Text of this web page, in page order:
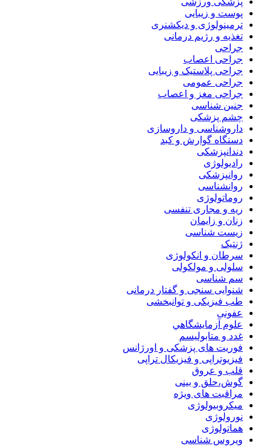
پوست و زیبایی
ترمینولوژی و دیکشنری
تغذیه و رژیم درمانی
جراحی
جراحی اعصاب
جراحی پلاستیک و زیبایی
جراحی عمومی
جراحی مغز و اعصاب
جنین شناسی
چشم پزشکی
داروشناسی و داروسازی
دستگاه گوارش و کبد
دندانپزشکی
رادیولوژی
روانپزشکی
روانشناسی
روماتولوژی
ریه و مجاری تنفسی
زنان و زایمان
زیست شناسی
ژنتیک
سرطان و انکولوژی
سلولی و مولکولی
سم شناسی
شنوایی سنجی و گفتار درمانی
طب فیزیکی و توانبخشی
عفونی
علوم آزمايشگاهي
غدد و متابولیسم
فوریت های پزشکی و اورژانس
فیزیوتراپی و فیزیکال تراپی
قلب و عروق
گوش،حلق و بینی
مراقبت های ویژه
میکروبیولوژی
نورولوژی
هماتولوژی
ویروس شناسی